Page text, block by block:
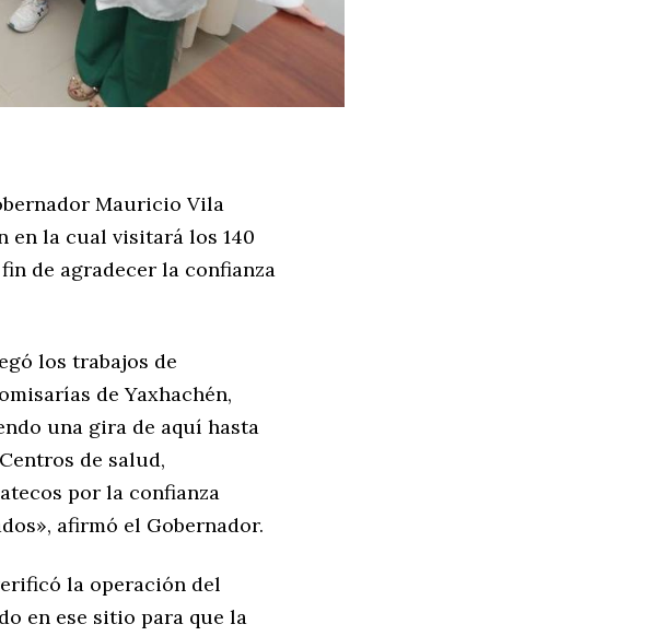
Mauricio Vila
en la cual visitará los 140
de agradecer la confianza
los trabajos de
de Yaxhachén,
una gira de aquí hasta
de salud,
por la confianza
afirmó el Gobernador.
la operación del
en ese sitio para que la